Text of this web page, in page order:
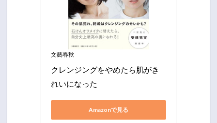
文藝春秋
クレンジングをやめたら肌がき
れいになった
Amazonで見る